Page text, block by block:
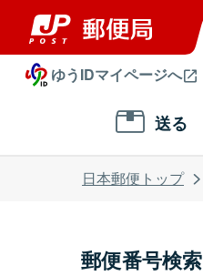
ゆうIDマイページへ
送る
日本郵便トップ
郵便番号検索